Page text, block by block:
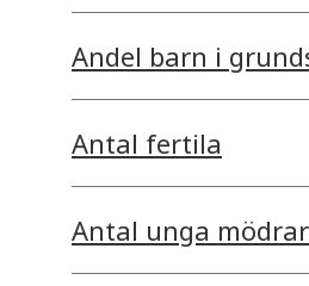
Andel barn i
Antal fertila
Antal unga